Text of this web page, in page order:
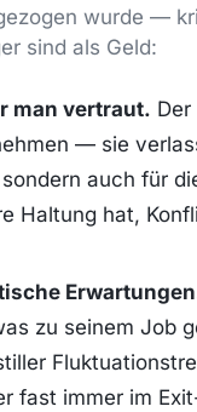
wurde —
sind als Geld:
man vertraut.
— sie
auch für
Haltung hat,
zu seinem Job
fast immer im